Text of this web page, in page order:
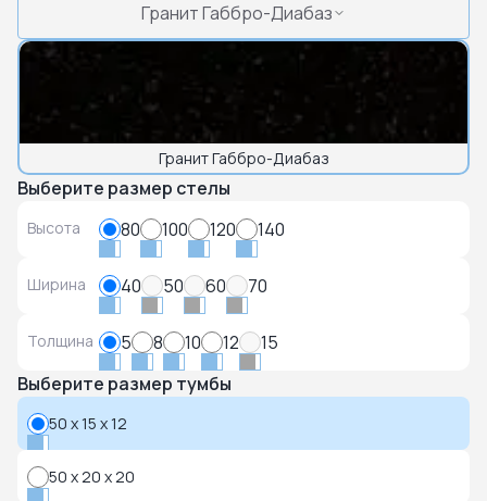
Гранит Габбро-Диабаз
Гранит Габбро-Диабаз
Выберите размер стелы
Высота 80 100 120 140
Ширина 40 50 60 70
Толщина 5 8 10 12
15
Выберите размер тумбы
50 x 15 x 12
50 x 20 x 20